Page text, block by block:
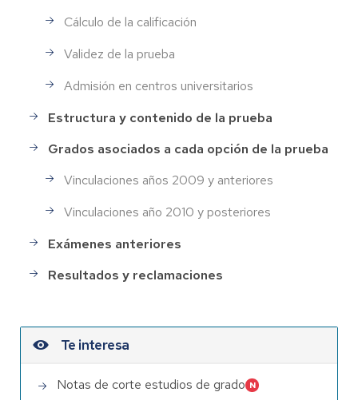
Cálculo de la calificación
Validez de la prueba
Admisión en centros universitarios
Estructura y contenido de la prueba
Grados asociados a cada opción de la prueba
Vinculaciones años 2009 y anteriores
Vinculaciones año 2010 y posteriores
Exámenes anteriores
Resultados y reclamaciones
Te interesa
Notas de corte estudios de grado